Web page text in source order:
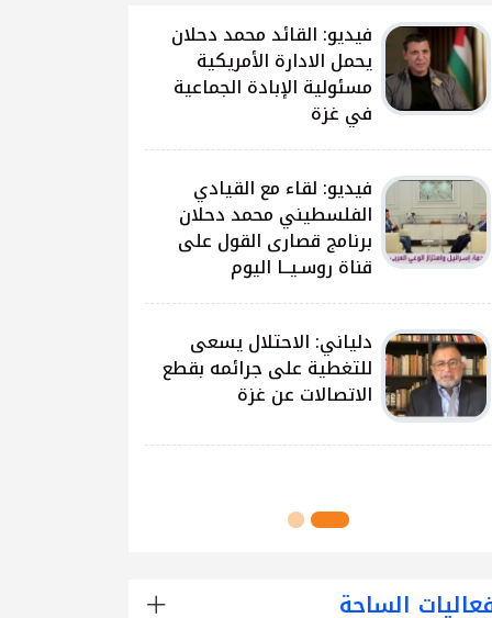
شاهد: لقاء القيادي
الفلسطيني محمد دحلان
حول تطورات الحرب
الاسرائيلية
النيرب: اللجنة الوطنية
للشراكة والتنمية بدأت بتوزيع
آلاف الحقائب على الطلبة
اللجنة الوطنية للشراكة
والتنمية تُنفذ مشروع توزيع
محافظة رفح
الساحة